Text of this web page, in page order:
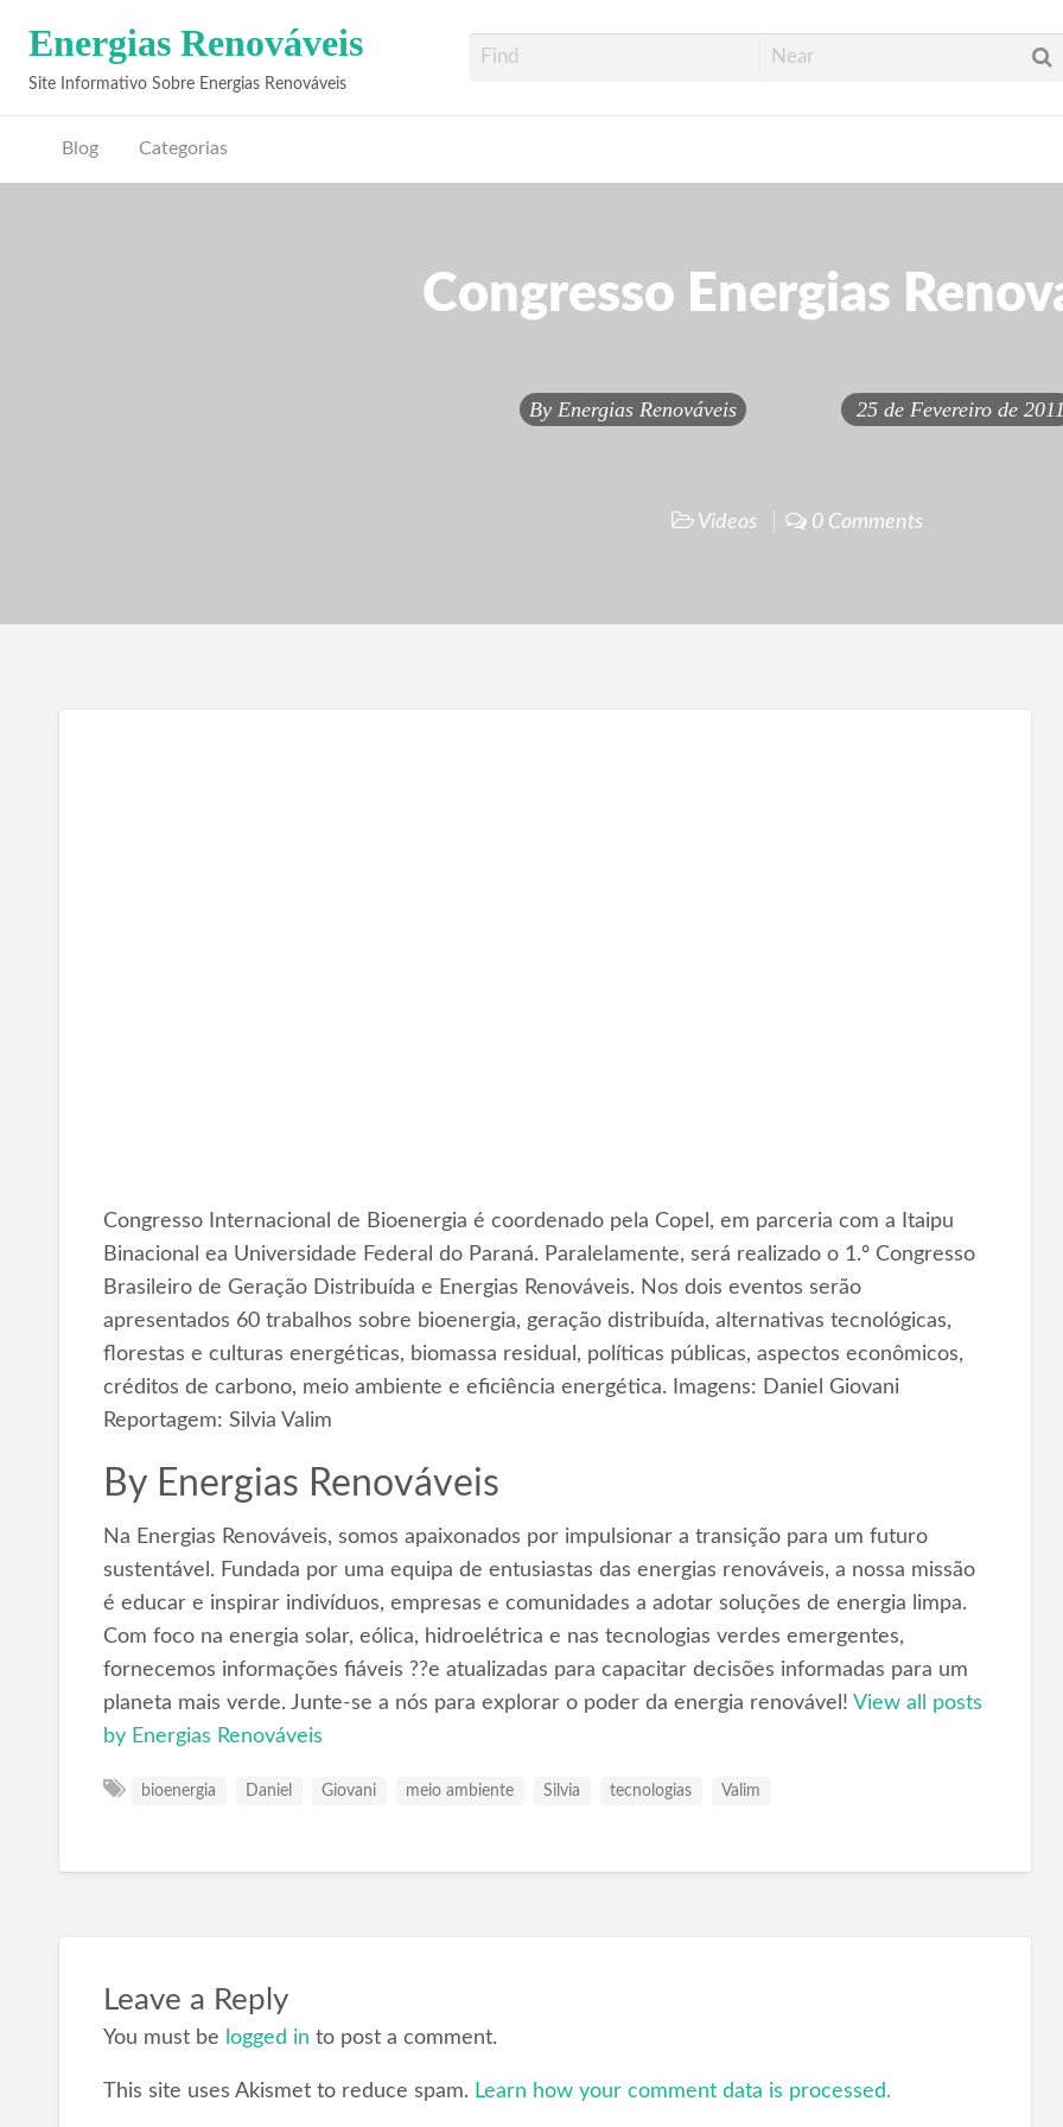
Energias Renováveis
Site Informativo Sobre Energias Renováveis
Blog Categorias
Congresso Energias
By Energias Renováveis 25 de Fevereiro de 2011
Videos 0 Comments
Congresso Internacional de Bioenergia é coordenado pela Copel, em parceria com a Itaipu
Binacional ea Universidade Federal do Paraná. Paralelamente, será realizado o 1.º Congresso
Brasileiro de Geração Distribuída e Energias Renováveis. Nos dois eventos serão
apresentados 60 trabalhos sobre bioenergia, geração distribuída, alternativas tecnológicas,
florestas e culturas energéticas, biomassa residual, políticas públicas, aspectos econômicos,
créditos de carbono, meio ambiente e eficiência energética. Imagens: Daniel Giovani
Reportagem: Silvia Valim
By Energias Renováveis
Na Energias Renováveis, somos apaixonados por impulsionar a transição para um futuro
sustentável. Fundada por uma equipa de entusiastas das energias renováveis, a nossa missão
é educar e inspirar indivíduos, empresas e comunidades a adotar soluções de energia limpa.
Com foco na energia solar, eólica, hidroelétrica e nas tecnologias verdes emergentes,
fornecemos informações fiáveis ??e atualizadas para capacitar decisões informadas para um
planeta mais verde. Junte-se a nós para explorar o poder da energia renovável! View all posts
by Energias Renováveis
bioenergia Daniel Giovani meio ambiente Silvia tecnologias Valim
Leave a Reply
You must be logged in to post a comment.
This site uses Akismet to reduce spam. Learn how your comment data is processed.